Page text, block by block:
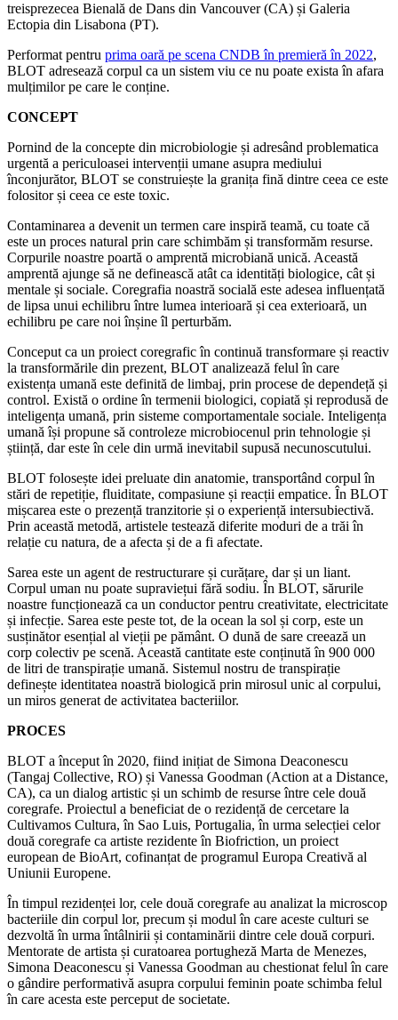
treisprezecea Bienală de Dans din Vancouver (CA) și Galeria
Ectopia din Lisabona (PT).
Performat pentru prima oară pe scena CNDB în premieră în 2022,
BLOT adresează corpul ca un sistem viu ce nu poate exista în afara
mulțimilor pe care le conține.
CONCEPT
Pornind de la concepte din microbiologie și adresând problematica
urgentă a periculoasei intervenții umane asupra mediului
înconjurător, BLOT se construiește la granița fină dintre ceea ce este
folositor și ceea ce este toxic.
Contaminarea a devenit un termen care inspiră teamă, cu toate că
este un proces natural prin care schimbăm și transformăm resurse.
Corpurile noastre poartă o amprentă microbiană unică. Această
amprentă ajunge să ne definească atât ca identități biologice, cât și
mentale și sociale. Coregrafia noastră socială este adesea influențată
de lipsa unui echilibru între lumea interioară și cea exterioară, un
echilibru pe care noi înșine îl perturbăm.
Conceput ca un proiect coregrafic în continuă transformare și reactiv
la transformările din prezent, BLOT analizează felul în care
existența umană este definită de limbaj, prin procese de dependeță și
control. Există o ordine în termenii biologici, copiată și reprodusă de
inteligența umană, prin sisteme comportamentale sociale. Inteligența
umană își propune să controleze microbiocenul prin tehnologie și
știință, dar este în cele din urmă inevitabil supusă necunoscutului.
BLOT folosește idei preluate din anatomie, transportând corpul în
stări de repetiție, fluiditate, compasiune și reacții empatice. În BLOT
mișcarea este o prezență tranzitorie și o experiență intersubiectivă.
Prin această metodă, artistele testează diferite moduri de a trăi în
relație cu natura, de a afecta și de a fi afectate.
Sarea este un agent de restructurare și curățare, dar și un liant.
Corpul uman nu poate supraviețui fără sodiu. În BLOT, sărurile
noastre funcționează ca un conductor pentru creativitate, electricitate
și infecție. Sarea este peste tot, de la ocean la sol și corp, este un
susținător esențial al vieții pe pământ. O dună de sare creează un
corp colectiv pe scenă. Această cantitate este conținută în 900 000
de litri de transpirație umană. Sistemul nostru de transpirație
definește identitatea noastră biologică prin mirosul unic al corpului,
un miros generat de activitatea bacteriilor.
PROCES
BLOT a început în 2020, fiind inițiat de Simona Deaconescu
(Tangaj Collective, RO) și Vanessa Goodman (Action at a Distance,
CA), ca un dialog artistic și un schimb de resurse între cele două
coregrafe. Proiectul a beneficiat de o rezidență de cercetare la
Cultivamos Cultura, în Sao Luis, Portugalia, în urma selecției celor
două coregrafe ca artiste rezidente în Biofriction, un proiect
european de BioArt, cofinanțat de programul Europa Creativă al
Uniunii Europene.
În timpul rezidenței lor, cele două coregrafe au analizat la microscop
bacteriile din corpul lor, precum și modul în care aceste culturi se
dezvoltă în urma întâlnirii și contaminării dintre cele două corpuri.
Mentorate de artista și curatoarea portugheză Marta de Menezes,
Simona Deaconescu și Vanessa Goodman au chestionat felul în care
o gândire performativă asupra corpului feminin poate schimba felul
în care acesta este perceput de societate.